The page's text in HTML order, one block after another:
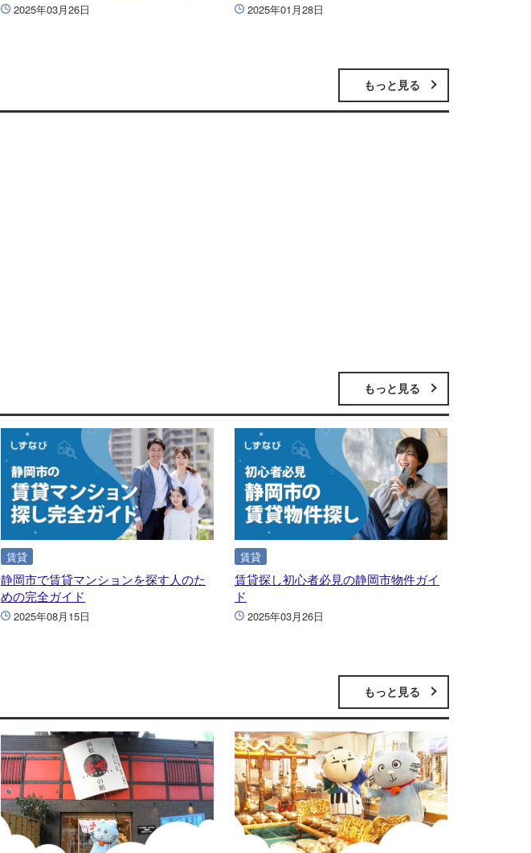
2025年03月26日 2025年01月28日
もっと見る
賃貸
静岡市で賃貸マンションを探す人のた
めの完全ガイド
2025年08月15日
賃貸
賃貸探し初心者必見の静岡市物件ガイ
ド
2025年03月26日
もっと見る
もっと見る